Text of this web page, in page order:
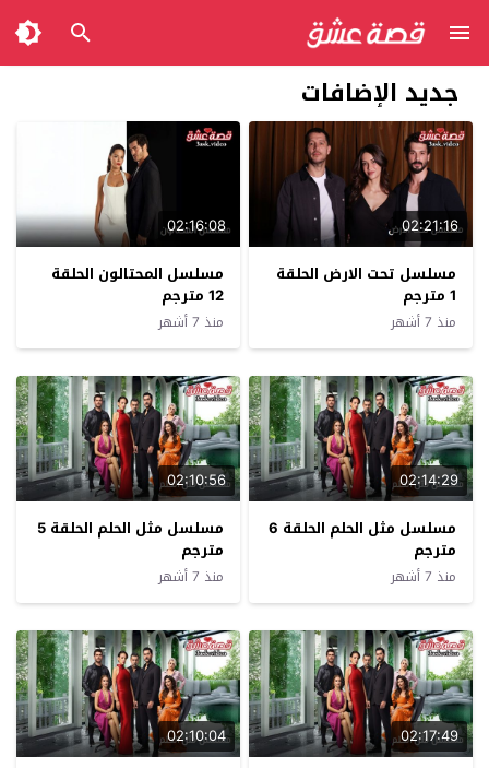
جديد الإضافات
02:21:16
مسلسل تحت الارض الحلقة
1 مترجم
منذ 7 أشهر
02:16:08
مسلسل المحتالون الحلقة
12 مترجم
منذ 7 أشهر
02:14:29
مسلسل مثل الحلم الحلقة 6
مترجم
منذ 7 أشهر
02:10:56
مسلسل مثل الحلم الحلقة 5
مترجم
منذ 7 أشهر
02:17:49
02:10:04